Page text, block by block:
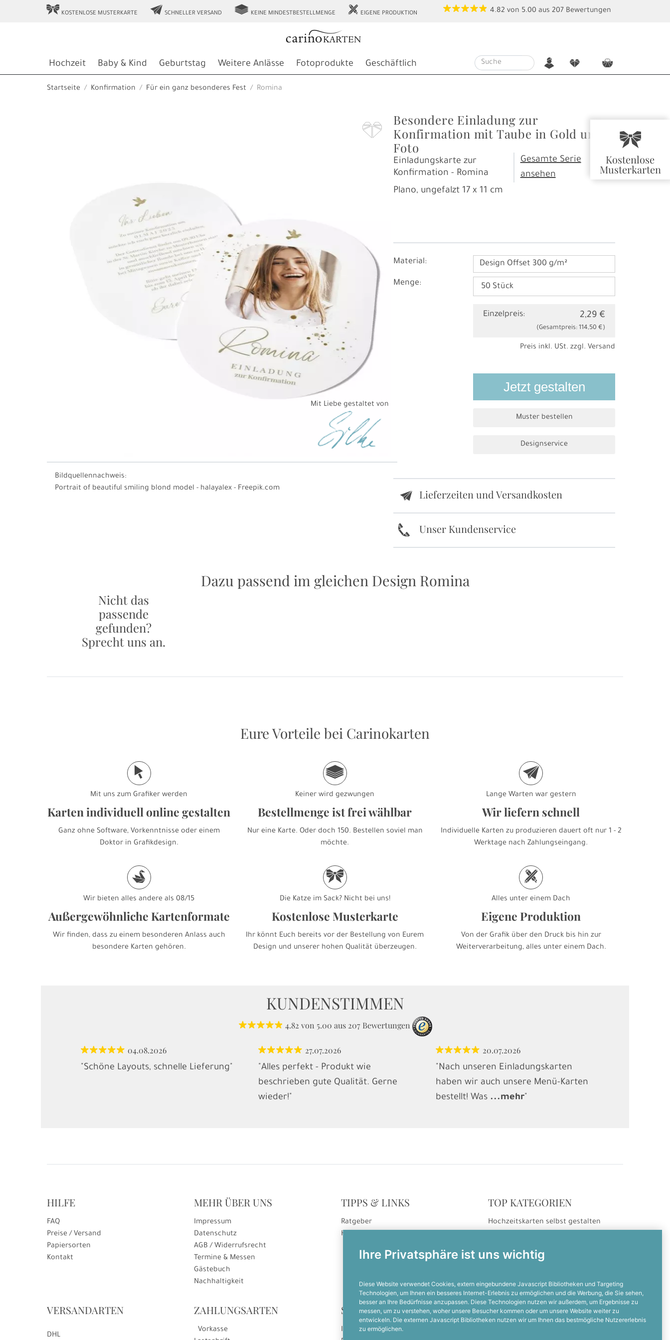
r
Kostenlose
Musterkarten
Ihre Privatsphäre ist uns wichtig
Diese Website verwendet Cookies, extern eingebundene Javascript Bibliotheken und Targeting
Technologien, um Ihnen ein besseres Internet-Erlebnis zu ermöglichen und die Werbung, die Sie sehen,
besser an Ihre Bedürfnisse anzupassen. Diese Technologien nutzen wir außerdem, um Ergebnisse zu
messen, um zu verstehen, woher unsere Besucher kommen oder um unsere Website weiter zu
entwickeln. Die externen Javascript Bibliotheken nutzen wir um Ihnen das bestmögliche Nutzererlebnis
zu ermöglichen.
r KOSTENLOSE MUSTERKARTE e SCHNELLER VERSAND g KEINE MINDESTBESTELLMENGE h EIGENE PRODUKTION 4.82 von 5.00 aus 207 Bewertungen
Hochzeit Baby & Kind Geburtstag Weitere Anlässe Fotoprodukte Geschäftlich n f c
Startseite Konfirmation Für ein ganz besonderes Fest Romina
F
Mit Liebe gestaltet von
Bildquellennachweis:
Portrait of beautiful smiling blond model - halayalex - Freepik.com
Besondere Einladung zur
Konfirmation mit Taube in Gold und
Foto
Einladungskarte zur
Konfirmation - Romina
Gesamte Serie
ansehen
Plano, ungefalzt 17 x 11 cm
Material: Design Offset 300 g/m²
Menge:
Einzelpreis: 2,29 €
(Gesamtpreis: 114,50 €)
Preis inkl. USt. zzgl. Versand
Jetzt gestalten
Muster bestellen
Designservice
e Lieferzeiten und Versandkosten
k Unser Kundenservice
Dazu passend im gleichen Design Romina
Nicht das
passende
gefunden?
Sprecht uns an.
Eure Vorteile bei Carinokarten
j
Mit uns zum Grafiker werden
Karten individuell online gestalten
Ganz ohne Software, Vorkenntnisse oder einem
Doktor in Grafikdesign.
g
Keiner wird gezwungen
Bestellmenge ist frei wählbar
Nur eine Karte. Oder doch 150. Bestellen soviel man
möchte.
e
Lange Warten war gestern
Wir liefern schnell
Individuelle Karten zu produzieren dauert oft nur 1 - 2
Werktage nach Zahlungseingang.
s
Wir bieten alles andere als 08/15
Außergewöhnliche Kartenformate
Wir finden, dass zu einem besonderen Anlass auch
besondere Karten gehören.
r
Die Katze im Sack? Nicht bei uns!
Kostenlose Musterkarte
Ihr könnt Euch bereits vor der Bestellung von Eurem
Design und unserer hohen Qualität überzeugen.
h
Alles unter einem Dach
Eigene Produktion
Von der Grafik über den Druck bis hin zur
Weiterverarbeitung, alles unter einem Dach.
KUNDENSTIMMEN
4.82 von 5.00 aus 207 Bewertungen
04.08.2026
"Schöne Layouts, schnelle Lieferung"
27.07.2026
"Alles perfekt - Produkt wie
beschrieben gute Qualität. Gerne
wieder!"
20.07.2026
"Nach unseren Einladungskarten
haben wir auch unsere Menü-Karten
bestellt! Was ...mehr
HILFE
FAQ
Preise / Versand
Papiersorten
Kontakt
MEHR ÜBER UNS
Impressum
Datenschutz
AGB / Widerrufsrecht
Termine & Messen
Gästebuch
Nachhaltigkeit
TIPPS & LINKS
Ratgeber
Hinweise zur Gutscheineinlösung
TOP KATEGORIEN
Hochzeitskarten selbst gestalten
Einladungskarten selbst gestalten
NOCH FRAGEN?
VERSANDARTEN
DHL
ZAHLUNGSARTEN
Vorkasse
SOCIAL MEDIA
Instagram